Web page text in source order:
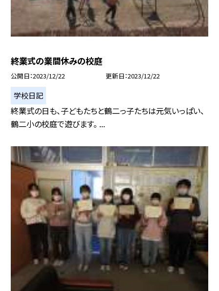
終業式の業間休みの校庭
公開日 2023/12/22 更新日 2023/12/22
学校日記
終業式の日も、子どもたちと鶴二っ子たちは元気いっぱい、
鶴二小の校庭で遊びます。 ...